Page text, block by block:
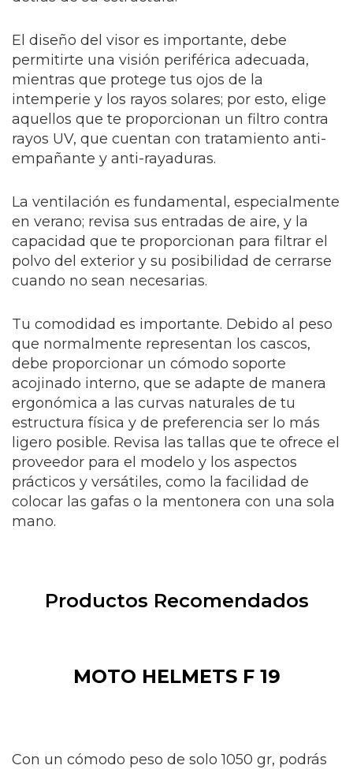
El diseño del visor es importante, debe
permitirte una visión periférica adecuada,
mientras que protege tus ojos de la
intemperie y los rayos solares; por esto, elige
aquellos que te proporcionan un filtro contra
rayos UV, que cuentan con tratamiento anti-
empañante y anti-rayaduras.
La ventilación es fundamental, especialmente
en verano; revisa sus entradas de aire, y la
capacidad que te proporcionan para filtrar el
polvo del exterior y su posibilidad de cerrarse
cuando no sean necesarias.
Tu comodidad es importante. Debido al peso
que normalmente representan los cascos,
debe proporcionar un cómodo soporte
acojinado interno, que se adapte de manera
ergonómica a las curvas naturales de tu
estructura física y de preferencia ser lo más
ligero posible. Revisa las tallas que te ofrece el
proveedor para el modelo y los aspectos
prácticos y versátiles, como la facilidad de
colocar las gafas o la mentonera con una sola
mano.
Productos Recomendados
MOTO HELMETS F 19
Con un cómodo peso de solo 1050 gr, podrás